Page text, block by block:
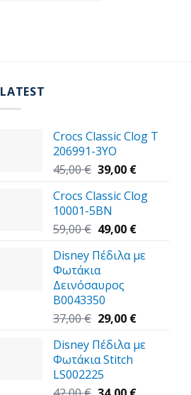
LATEST
Crocs Classic Clog T
206991-3YΟ
45,00€ Original
was:
45,00 €.
39,00 €Η
τιμή
39,00 €.
Crocs Classic Clog
10001-5BN
59,00€ Original
was:
59,00 €.
49,00 €Η
τιμή
Disney Πέδιλα με
Φωτάκια
Δεινόσαυρος
B0043350
37,00€ Original
was:
37,00 €.
29,00 €Η
τιμή
Disney Πέδιλα με
Φωτάκια Stitch
LS002225
OriginalΗ